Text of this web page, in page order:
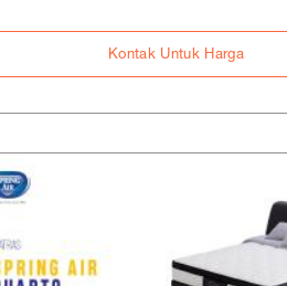
Kontak Untuk Harga